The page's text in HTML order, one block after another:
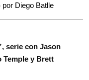
por Diego Batlle
serie con Jason
Temple y Brett